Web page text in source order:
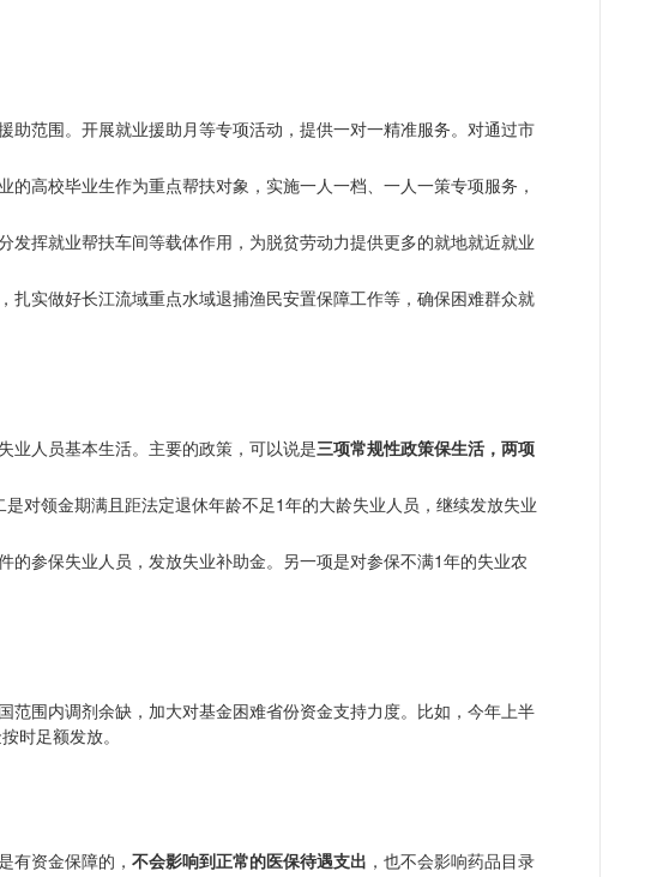
范围。开展就业援助月等专项活动，提供一对一精准服务。对通过市
高校毕业生作为重点帮扶对象，实施一人一档、一人一策专项服务，
挥就业帮扶车间等载体作用，为脱贫劳动力提供更多的就地就近就业
实做好长江流域重点水域退捕渔民安置保障工作等，确保困难群众就
业人员基本生活。主要的政策，可以说是三项常规性政策保生活，两项
是对领金期满且距法定退休年龄不足1年的大龄失业人员，继续发放失业
参保失业人员，发放失业补助金。 另一项是对参保不满1年的失业农
范围内调剂余缺，加大对基金困难省份资金支持力度。比如，今年上半
时足额发放。
有资金保障的， 不会影响到正常的医保待遇支出 ，也不会影响药品目录